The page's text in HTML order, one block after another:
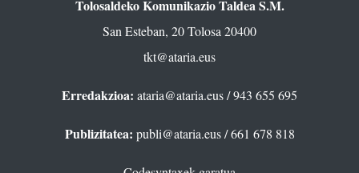
Tolosaldeko Komunikazio Taldea S.M.
San Esteban, 20 Tolosa 20400
tkt@ataria.eus
Erredakzioa: ataria@ataria.eus/ 943 655 695
Publizitatea: publi@ataria.eus/ 661 678 818